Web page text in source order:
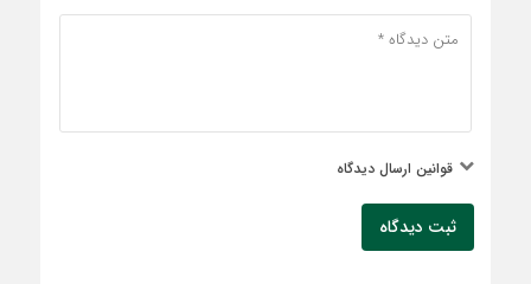
قوانین ارسال دیدگاه
ثبت دیدگاه